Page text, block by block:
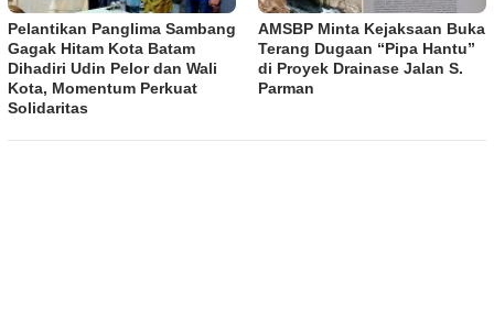
Pelantikan Panglima Sambang
Gagak Hitam Kota Batam
Dihadiri Udin Pelor dan Wali
Kota, Momentum Perkuat
Solidaritas
AMSBP Minta Kejaksaan Buka
Terang Dugaan “Pipa Hantu”
di Proyek Drainase Jalan S.
Parman